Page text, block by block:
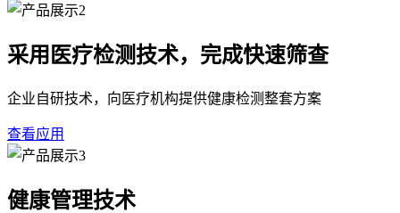
采用医疗检测技术，完成快速筛查
企业自研技术，向医疗机构提供健康检测整套方案
查看应用
健康管理技术